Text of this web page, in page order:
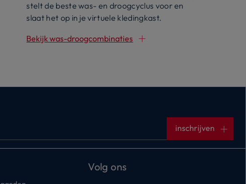
stelt de beste was- en droogcyclus voor en
slaat het op in je virtuele kledingkast.
Bekijk was-droogcombinaties
inschrijven
Volg ons